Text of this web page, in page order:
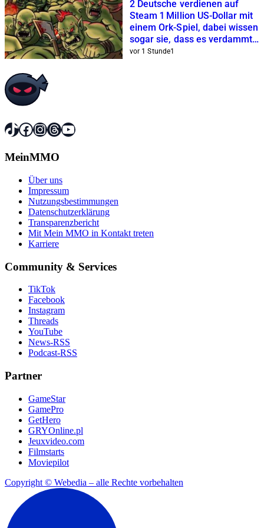
2 Deutsche verdienen auf
Steam 1 Million US-Dollar mit
einem Ork-Spiel, dabei wissen
sogar sie, dass es verdammt
hässlich ist
vor 1 Stunde1
TikTok
Facebook
Instagram
Threads
YouTube
MeinMMO
Über uns
Impressum
Nutzungsbestimmungen
Datenschutzerklärung
Transparenzbericht
Mit Mein MMO in Kontakt treten
Karriere
Community & Services
TikTok
Facebook
Instagram
Threads
YouTube
News-RSS
Podcast-RSS
Partner
GameStar
GamePro
GetHero
GRYOnline.pl
Jeuxvideo.com
Filmstarts
Moviepilot
Copyright © Webedia – alle Rechte vorbehalten